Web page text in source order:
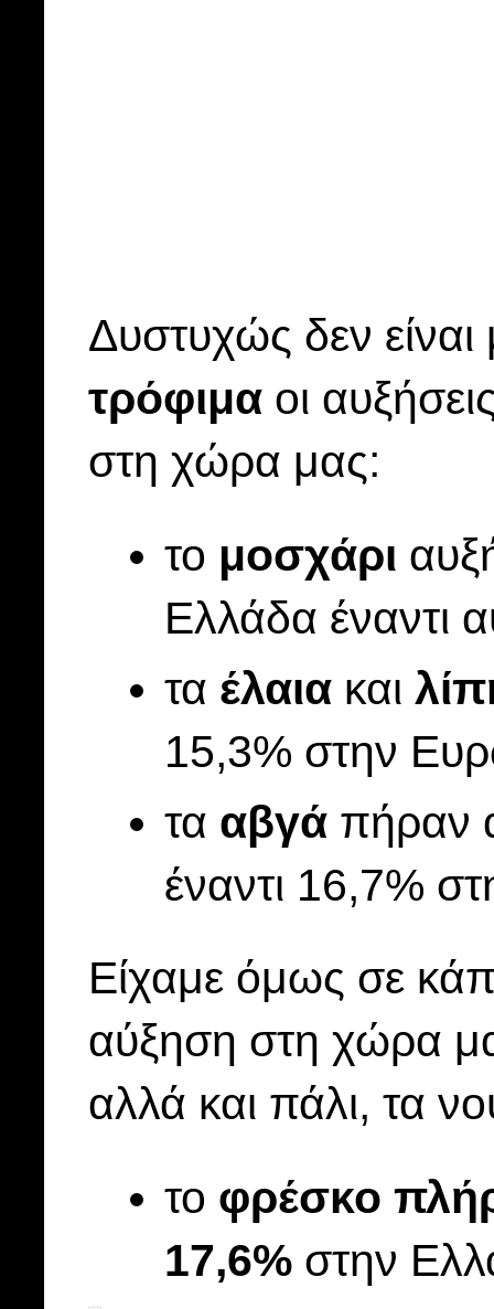
Δυστυχώς δεν
τρόφιμα οι
στη χώρα μας:
το μοσχάρι
Ελλάδα έναντι
τα έλαιακαι
15,3% στην
τα αβγάπήραν
έναντι 16,7%
Είχαμε όμως σε
αύξηση στη χώρα
αλλά και πάλι, τα
το φρέσκο
17,6%στην